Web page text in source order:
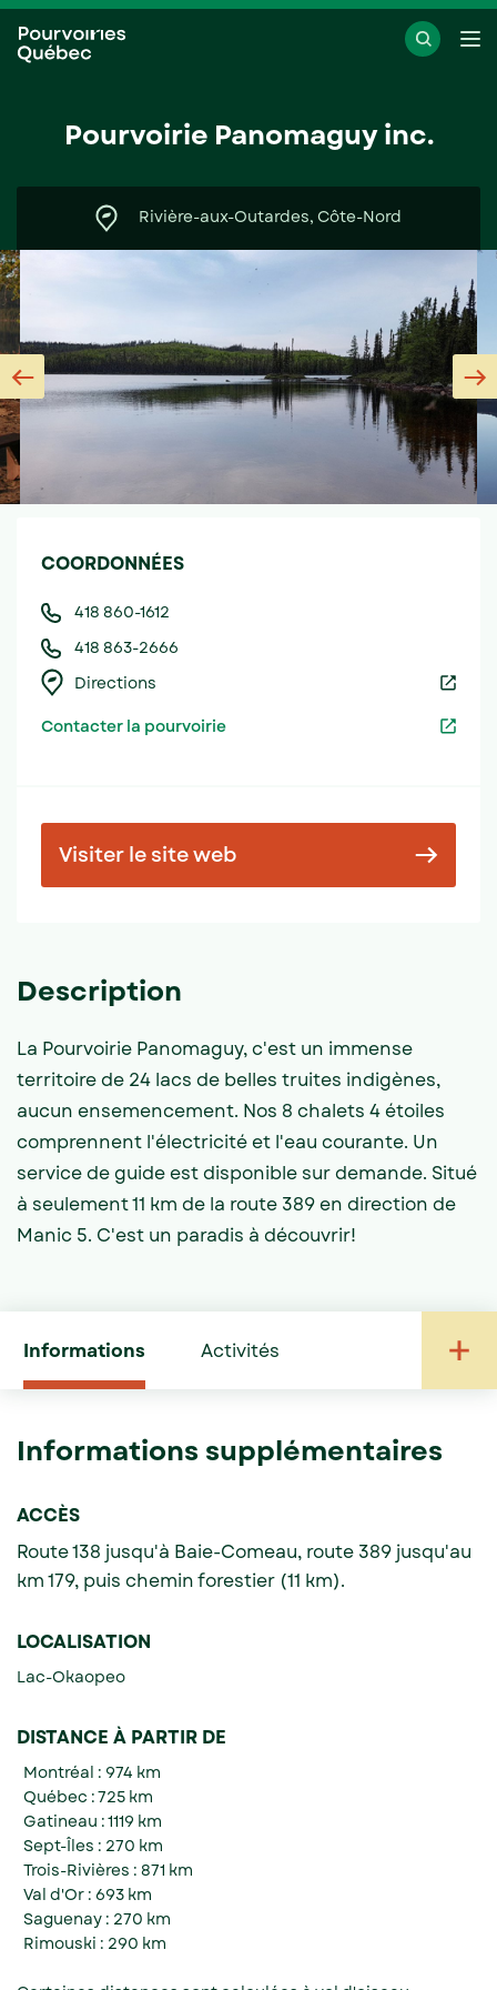
au
menu
au
contenu
Pourvoirie Panomaguy inc.
Rivière-aux-Outardes, Côte-Nord
Previous
COORDONNÉES
418 860-1612
418 863-2666
Directions
Contacter la pourvoirie
Visiter le site web
Description
La Pourvoirie Panomaguy, c'est un immense
territoire de 24 lacs de belles truites indigènes,
aucun ensemencement. Nos 8 chalets 4 étoiles
comprennent l'électricité et l'eau courante. Un
service de guide est disponible sur demande. Situé
à seulement 11 km de la route 389 en direction de
Manic 5. C'est un paradis à découvrir!
Informations Activités
Informations supplémentaires
ACCÈS
Route 138 jusqu'à Baie-Comeau, route 389 jusqu'au
km 179, puis chemin forestier (11 km).
LOCALISATION
Lac-Okaopeo
DISTANCE À PARTIR DE
Montréal : 974 km
Québec : 725 km
Gatineau : 1119 km
Sept-Îles : 270 km
Trois-Rivières : 871 km
Val d'Or : 693 km
Saguenay : 270 km
Rimouski : 290 km